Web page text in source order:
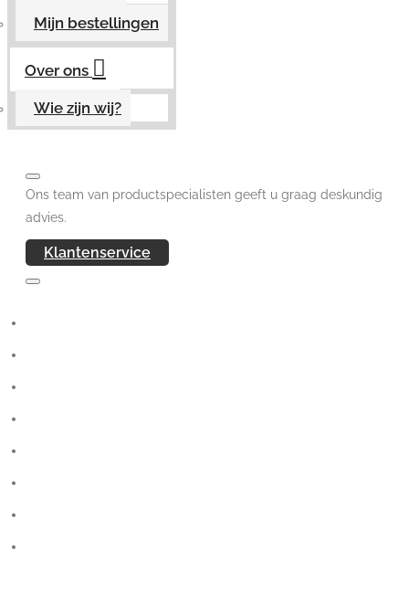
Mijn bestellingen
Over ons
Wie zijn wij?
Ons team van productspecialisten geeft u graag deskundig
advies.
Klantenservice